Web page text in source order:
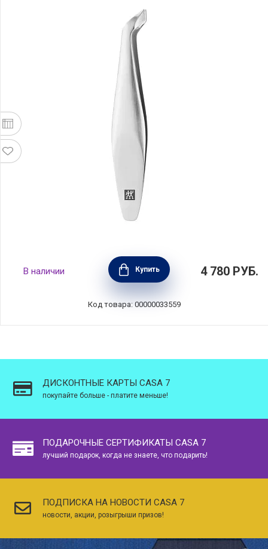
Пинцет для обрезания кутикулы, цвет
серебристый, нержавеющая сталь, Zwilling
J.A. Henckels, 42407-101
В наличии Купить 4 780 РУБ.
Код товара: 00000033559
ДИСКОНТНЫЕ КАРТЫ CASA 7
покупайте больше - платите меньше!
ПОДАРОЧНЫЕ СЕРТИФИКАТЫ CASA 7
лучший подарок, когда не знаете, что подарить!
ПОДПИСКА НА НОВОСТИ CASA 7
новости, акции, розыгрыши призов!